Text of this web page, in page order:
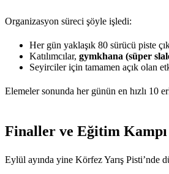
Organizasyon süreci şöyle işledi:
Her gün yaklaşık 80 sürücü piste
Katılımcılar, gymkhana (süper
Seyirciler için tamamen açık olan
Elemeler sonunda her günün en hızlı 10
Finaller ve Eğitim Kampı
Eylül ayında yine Körfez Yarış Pisti’nde